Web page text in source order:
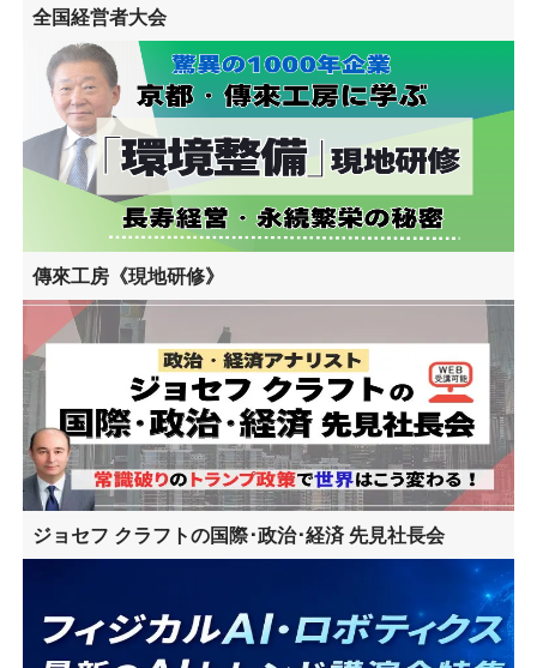
ご相談・お見積
全国経営者大会
傳來工房《現地研修》
ジョセフ クラフトの国際･政治･経済 先見社長会